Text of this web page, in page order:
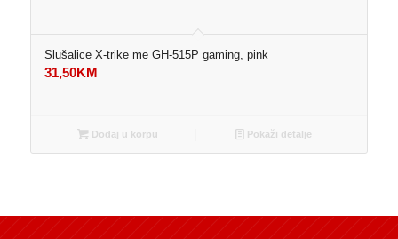
Slušalice X-trike me GH-515P gaming, pink
31,50KM
Dodaj u korpu Pokaži detalje